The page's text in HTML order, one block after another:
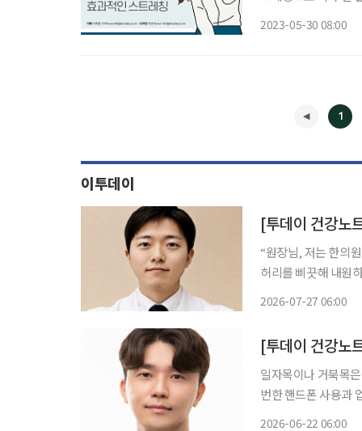
2023-05-30 08:00
1
이투데이
[투데이 건강노
“원장님, 저는 한의원이 잘 맞는 것 같아요.”
허리를 삐끗해 내원
2026-07-27 06:00
일자목이나 거북목
번한 핸드폰 사용과
2026-06-22 06:00